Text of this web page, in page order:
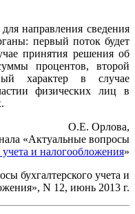
направления сведения
первый поток будет
принятия решения об
процентов, второй
характер в случае
физических лиц в
О.Е. Орлова,
«Актуальные вопросы
учета и налогообложения»
бухгалтерского учета и
N 12, июнь 2013 г.